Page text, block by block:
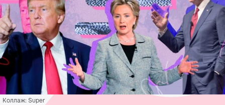
Коллаж: Super